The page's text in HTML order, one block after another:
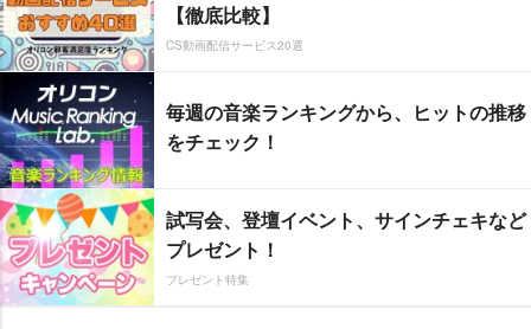
【徹底比較】
CS動画配信サービス20選
毎週の音楽ランキングから、ヒットの推移
をチェック！
試写会、登壇イベント、サインチェキなど
プレゼント！
プレゼント特集